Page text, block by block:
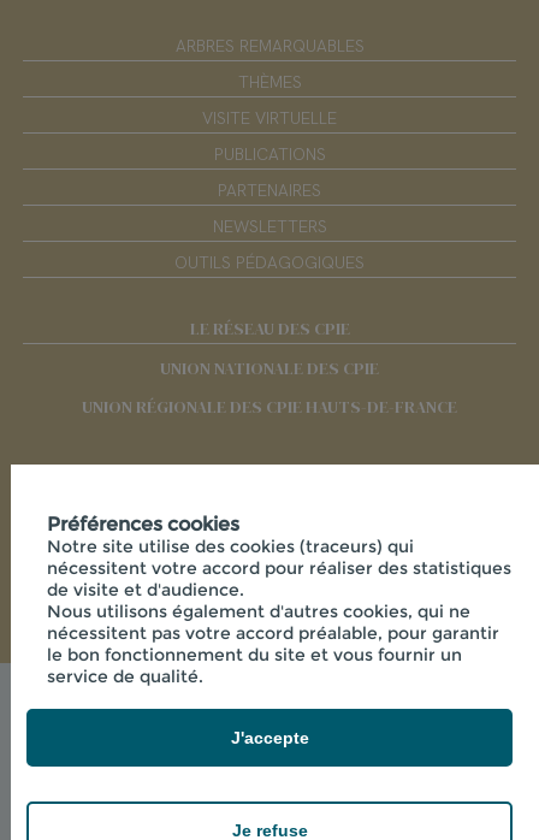
ARBRES REMARQUABLES
THÈMES
VISITE VIRTUELLE
PUBLICATIONS
PARTENAIRES
NEWSLETTERS
OUTILS PÉDAGOGIQUES
LE RÉSEAU DES CPIE
UNION NATIONALE DES CPIE
UNION RÉGIONALE DES CPIE HAUTS-DE-FRANCE
Mentions légales
© 2026 - CPIE PAYS DE L'AISNE - 33 RUE DES
VICTIMES DE COMPORTET , 02000 MERLIEUX-ET-
powered by PR-Rooms
Préférences cookies
Notre site utilise des cookies (traceurs) qui
nécessitent votre accord pour réaliser des statistiques
de visite et d'audience.
Nous utilisons également d'autres cookies, qui ne
nécessitent pas votre accord préalable, pour garantir
le bon fonctionnement du site et vous fournir un
service de qualité.
Je refuse
J'accepte